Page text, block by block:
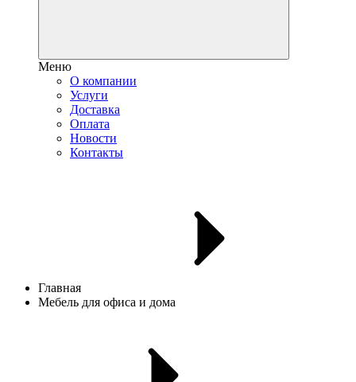
Меню
О компании
Услуги
Доставка
Оплата
Новости
Контакты
Главная
Мебель для офиса и дома